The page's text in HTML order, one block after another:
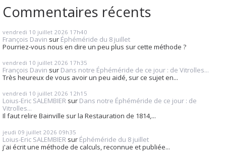
Commentaires récents
vendredi 10 juillet 2026 17h40
François Davin sur Éphéméride du 8 juillet
Pourriez-vous nous en dire un peu plus sur cette méthode ?
vendredi 10 juillet 2026 17h35
François Davin sur Dans notre Éphéméride de ce jour : de Vitrolles...
Très heureux de vous avoir un peu aidé, sur ce sujet en...
vendredi 10 juillet 2026 12h15
Loius-Eric SALEMBIER sur Dans notre Éphéméride de ce jour : de
Vitrolles...
Il faut relire Bainville sur la Restauration de 1814,...
jeudi 09 juillet 2026 09h35
Loius-Eric SALEMBIER sur Éphéméride du 8 juillet
j'ai écrit une méthode de calculs, reconnue et publiée...